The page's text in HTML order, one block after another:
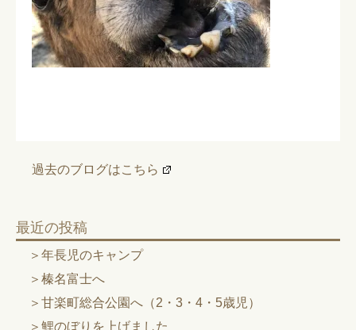
過去のブログはこちら
最近の投稿
年長児のキャンプ
榛名富士へ
甘楽町総合公園へ（2・3・4・5歳児）
鯉のぼりを上げました